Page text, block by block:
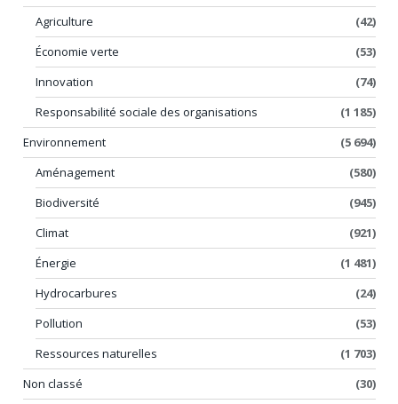
Agriculture
(42)
Économie verte
(53)
Innovation
(74)
Responsabilité sociale des organisations
(1 185)
Environnement
(5 694)
Aménagement
(580)
Biodiversité
(945)
Climat
(921)
Énergie
(1 481)
Hydrocarbures
(24)
Pollution
(53)
Ressources naturelles
(1 703)
Non classé
(30)